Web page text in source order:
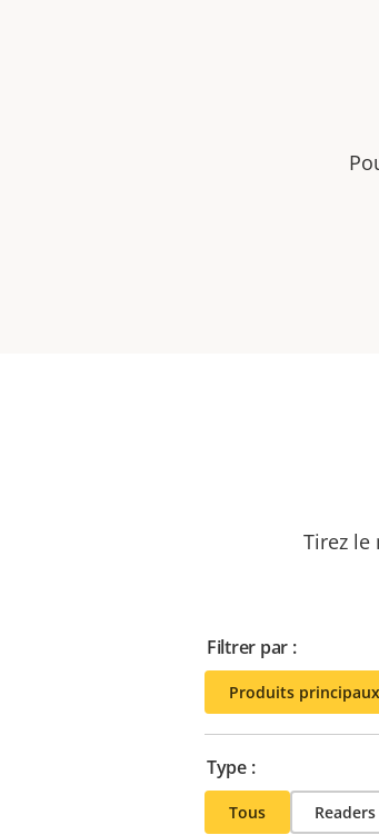
Tirez
Filtrer par :
Produits principaux
Type :
Tous Readers